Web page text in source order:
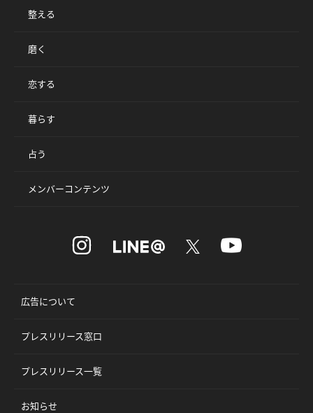
整える
磨く
恋する
暮らす
占う
メンバーコンテンツ
広告について
プレスリリース窓口
プレスリリース一覧
お知らせ